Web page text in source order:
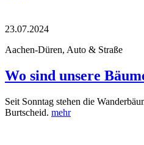
23.07.2024
Aachen-Düren, Auto & Straße
Wo sind unsere
Seit Sonntag stehen die
Burtscheid. mehr